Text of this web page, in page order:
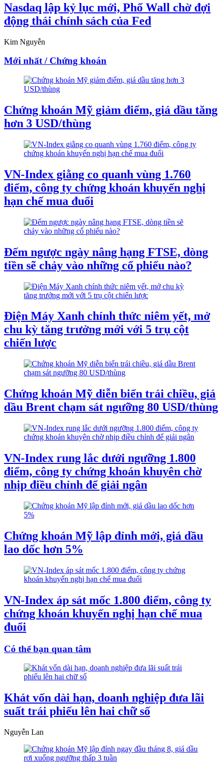
Nasdaq lập kỷ lục mới, Phố Wall chờ đợi
động thái chính sách của Fed
Kim Nguyễn
Mới nhất / Chứng khoán
Chứng khoán Mỹ giảm điểm, giá dầu tăng
hơn 3 USD/thùng
VN-Index giằng co quanh vùng 1.760
điểm, công ty chứng khoán khuyến nghị
hạn chế mua đuổi
Đếm ngược ngày nâng hạng FTSE, dòng
tiền sẽ chảy vào những cổ phiếu nào?
Điện Máy Xanh chính thức niêm yết, mở
chu kỳ tăng trưởng mới với 5 trụ cột
chiến lược
Chứng khoán Mỹ diễn biến trái chiều, giá
dầu Brent chạm sát ngưỡng 80 USD/thùng
VN-Index rung lắc dưới ngưỡng 1.800
điểm, công ty chứng khoán khuyên chờ
nhịp điều chỉnh để giải ngân
Chứng khoán Mỹ lập đỉnh mới, giá dầu
lao dốc hơn 5%
VN-Index áp sát mốc 1.800 điểm, công ty
chứng khoán khuyến nghị hạn chế mua
đuổi
Có thể bạn quan tâm
Khát vốn dài hạn, doanh nghiệp đưa lãi
suất trái phiếu lên hai chữ số
Nguyễn Lan